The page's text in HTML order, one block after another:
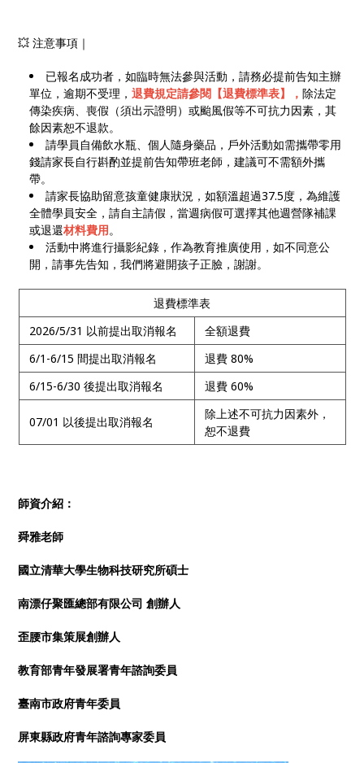
💥 注意事項｜
已報名成功者，如臨時無法參與活動，請務必提前告知主辦
單位，逾期不受理，退費規定請參閱【退費標準表】，除法定
傳染疾病、喪假（須出示證明）或颱風假等不可抗力因素，其
餘因素恕不退款。
請學員自備飲水瓶、個人隨身藥品，戶外活動如需攜帶零用
錢請家長自行斟酌並提前告知帶班老師，建議可不需額外攜
帶。
請家長協助留意孩童健康狀況，如額溫超過37.5度，為維護
全體學員安全，請自主請假，當週病假可選擇其他週營隊補課
或退還材料費用。
活動中將進行攝影紀錄，作為教育推廣使用，如不同意公
開，請事先告知，我們將避開孩子正臉，謝謝。
退費標準表
2026/5/31 以前提出取消報名
全額退費
6/1-6/15 間提出取消報名
退費 80%
6/15-6/30 後提出取消報名
退費 60%
07/01 以後提出取消報名
除上述不可抗力因素外，
恕不退費
師資介紹：
舜雅老師
國立清華大學生物科技研究所碩士
南漂仔聚匯總部有限公司 創辦人
歪腰市集策展創辦人
教育部青年發展署青年諮詢委員
臺南市政府青年委員
屏東縣政府青年諮詢專家委員